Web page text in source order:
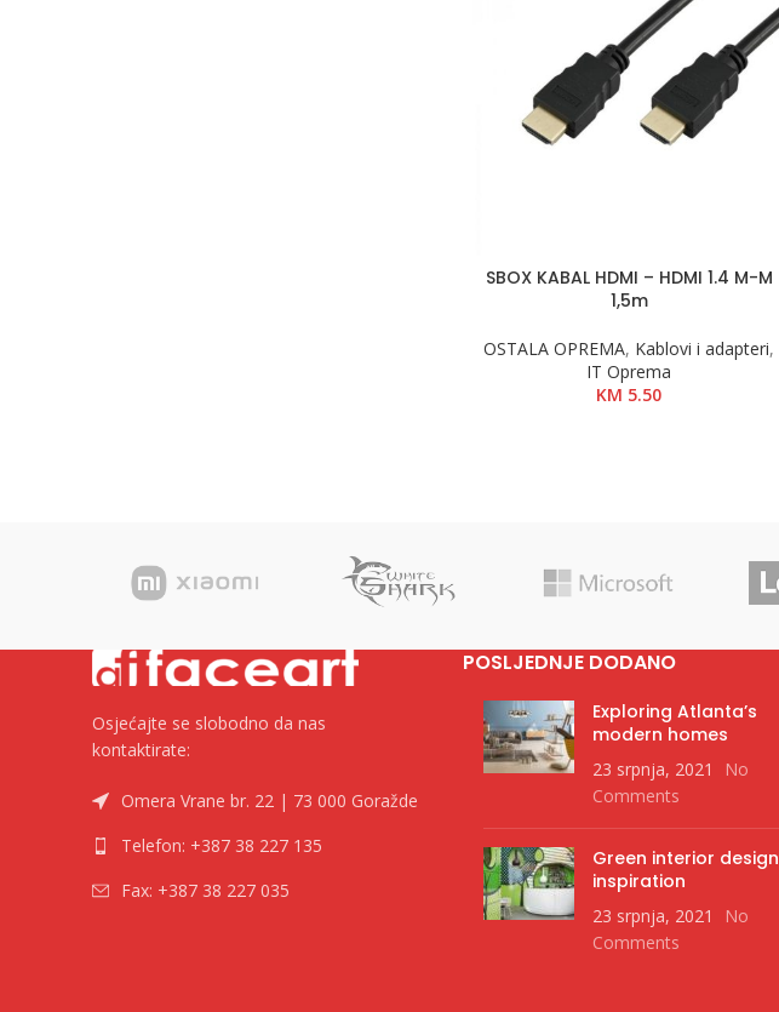
SBOX KABAL HDMI – HDMI 1.4 M-M
1,5m
OSTALA OPREMA, Kablovi i adapteri,
IT Oprema
KM 5.50
Osjećajte se slobodno da nas
kontaktirate:
Omera Vrane br. 22 | 73 000 Goražde
Telefon: +387 38 227 135
Fax: +387 38 227 035
POSLJEDNJE DODANO
Exploring Atlanta’s
modern homes
23 srpnja, 2021
No
Comments
Green interior design
inspiration
23 srpnja, 2021
No
Comments